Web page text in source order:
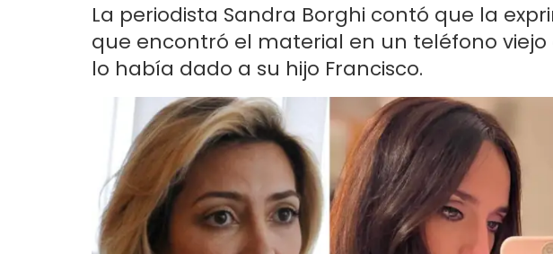
La periodista Sandra Borghi contó que la
que encontró el material en un teléfono viejo
lo había dado a su hijo Francisco.